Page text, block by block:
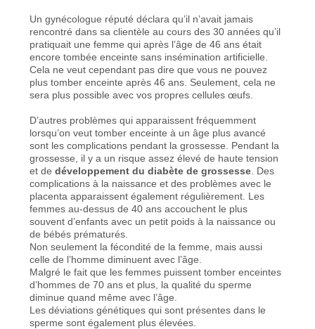
Un gynécologue réputé déclara qu’il n’avait jamais
rencontré dans sa clientèle au cours des 30 années qu’il
pratiquait une femme qui après l’âge de 46 ans était
encore tombée enceinte sans insémination artificielle.
Cela ne veut cependant pas dire que vous ne pouvez
plus tomber enceinte après 46 ans. Seulement, cela ne
sera plus possible avec vos propres cellules œufs.
D’autres problèmes qui apparaissent fréquemment
lorsqu’on veut tomber enceinte à un âge plus avancé
sont les complications pendant la grossesse. Pendant la
grossesse, il y a un risque assez élevé de haute tension
et dedéveloppement du diabète de grossesse . Des
complications à la naissance et des problèmes avec le
placenta apparaissent également régulièrement. Les
femmes au-dessus de 40 ans accouchent le plus
souvent d’enfants avec un petit poids à la naissance ou
de bébés prématurés.
Non seulement la fécondité de la femme, mais aussi
celle de l’homme diminuent avec l’âge.
Malgré le fait que les femmes puissent tomber enceintes
d’hommes de 70 ans et plus, la qualité du sperme
diminue quand même avec l’âge.
Les déviations génétiques qui sont présentes dans le
sperme sont également plus élevées.